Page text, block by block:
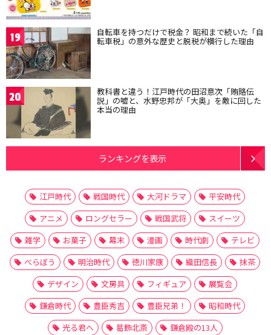
19 自転車を持つだけで税金？ 昭和まで続いた「自
転車税」の意外な歴史と脱税が横行した理由
20 教科書と違う！江戸時代の田沼意次「賄賂伝
説」の嘘と、水野忠邦が「大奥」を敵に回した
本当の理由
ランキングを表示
江戸時代 戦国時代 大河ドラマ
平安時代
アニメ
ロングセラー 戦国武将
スイーツ
雑学
お菓子 幕末 漫画 時代劇
テレビ
べらぼう
明治時代 徳川家康 織田信長
抹茶
デザイン
文房具 フィギュア
展覧会
鎌倉時代
豊臣秀吉 豊臣兄弟！
昭和時代
光る君へ
葛飾北斎 鎌倉殿の13人